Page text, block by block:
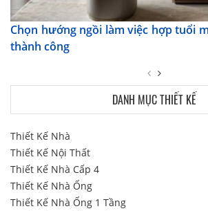
Chọn hướng ngồi làm việc hợp tuổi
thành công
DANH MỤC THIẾT KẾ
Thiết Kế Nhà
Thiết Kế Nội Thất
Thiết Kế Nhà Cấp 4
Thiết Kế Nhà Ống
Thiết Kế Nhà Ống 1 Tầng